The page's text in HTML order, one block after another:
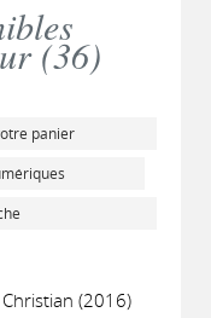
(36)
panier
(2016)